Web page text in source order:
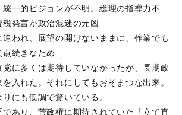
一的ビジョンが不明。総理の指導力不
発言が政治混迷の元凶
追われ、展望の開けないままに、作業でも
続きなため
党に多くは期待していなかったが、長期政
入れた。それにしてもおそまつな出来。
にも低調で驚いている。
であり、菅政権に期待されていた「立て直